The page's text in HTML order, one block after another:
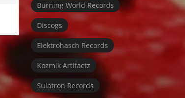
Burning World Records
Discogs
Elektrohasch Records
Kozmik Artifactz
Sulatron Records